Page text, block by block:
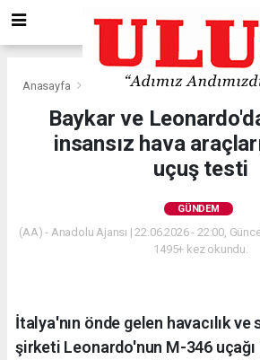
Anasayfa Gündem
Baykar ve
insansız hava
uçuş testi
GÜNDEM
(AA) - Anadolu Ajansı | 22.06.2026 - 22:00,
1495+ kez okundu.
İtalya'nın önde gelen havacılık
şirketi Leonardo'nun M-346 uçağı